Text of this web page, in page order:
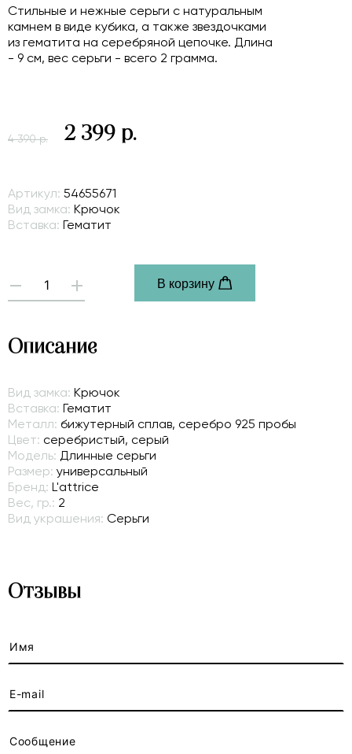
Стильные и нежные серьги с натуральным
камнем в виде кубика, а также звездочками
из гематита на серебряной цепочке. Длина
- 9 см, вес серьги - всего 2 грамма.
4 390 р. 2 399 р.
Артикул: 54655671
Вид замка: Крючок
Вставка: Гематит
- +
В корзину
Описание
Вид замка: Крючок
Вставка: Гематит
Металл: бижутерный сплав, серебро 925 пробы
Цвет: серебристый, серый
Модель: Длинные серьги
Размер: универсальный
Бренд: L'attrice
Вес, гр.: 2
Вид украшения: Серьги
Отзывы